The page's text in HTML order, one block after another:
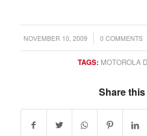
NOVEMBER 10, 2009
/ 0 COMMENTS
/
TAGS: MOTOROLA
Share